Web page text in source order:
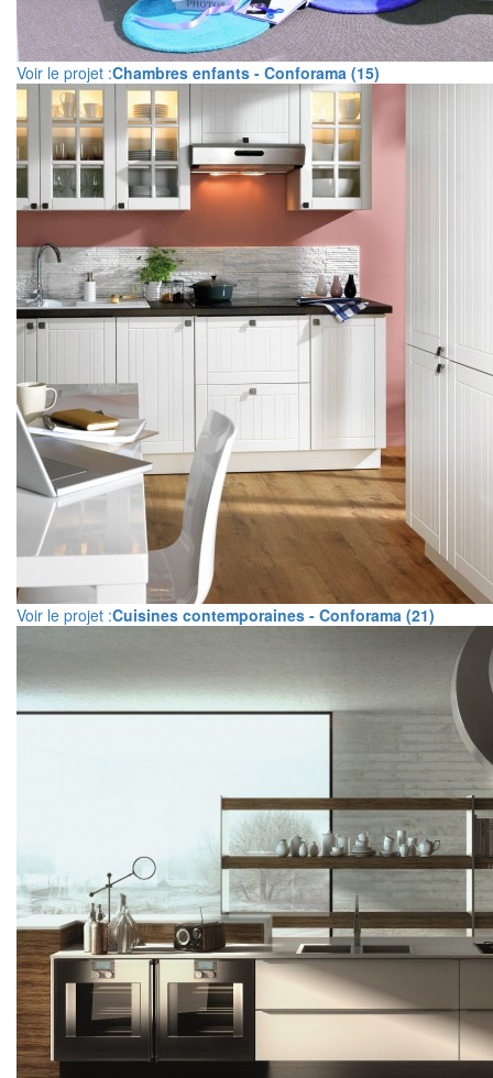
Voir le projet :Chambres enfants - Conforama (15)
Voir le projet :Cuisines contemporaines - Conforama (21)